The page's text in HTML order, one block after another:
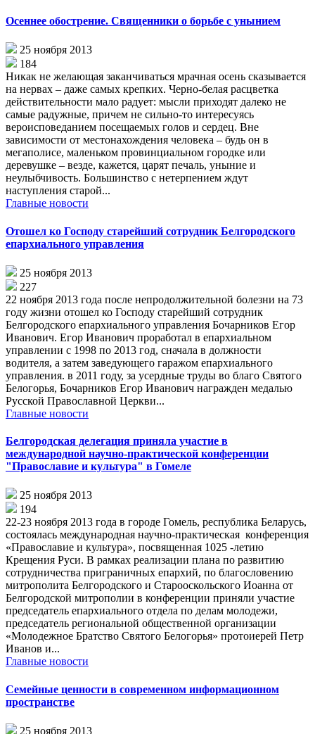
Осеннее обострение. Священники о борьбе с унынием
25 ноября 2013
184
Никак не желающая заканчиваться мрачная осень сказывается
на нервах – даже самых крепких. Черно-белая расцветка
действительности мало радует: мысли приходят далеко не
самые радужные, причем не сильно-то интересуясь
вероисповеданием посещаемых голов и сердец. Вне
зависимости от местонахождения человека – будь он в
мегаполисе, маленьком провинциальном городке или
деревушке – везде, кажется, царят печаль, уныние и
неулыбчивость. Большинство с нетерпением ждут
наступления старой...
Главные новости
Отошел ко Господу старейший сотрудник Белгородского
епархиального управления
25 ноября 2013
227
22 ноября 2013 года после непродолжительной болезни на 73
году жизни отошел ко Господу старейший сотрудник
Белгородского епархиального управления Бочарников Егор
Иванович. Егор Иванович проработал в епархиальном
управлении с 1998 по 2013 год, сначала в должности
водителя, а затем заведующего гаражом епархиального
управления. в 2011 году, за усердные труды во благо Святого
Белогорья, Бочарников Егор Иванович награжден медалью
Русской Православной Церкви...
Главные новости
Белгородская делегация приняла участие в
международной научно-практической конференции
"Православие и культура" в Гомеле
25 ноября 2013
194
22-23 ноября 2013 года в городе Гомель, республика Беларусь,
состоялась международная научно-практическая конференция
«Православие и культура», посвященная 1025 -летию
Крещения Руси. В рамках реализации плана по развитию
сотрудничества приграничных епархий, по благословению
митрополита Белгородского и Старооскольского Иоанна от
Белгородской митрополии в конференции приняли участие
председатель епархиального отдела по делам молодежи,
председатель региональной общественной организации
«Молодежное Братство Святого Белогорья» протоиерей Петр
Иванов и...
Главные новости
Семейные ценности в современном информационном
пространстве
25 ноября 2013